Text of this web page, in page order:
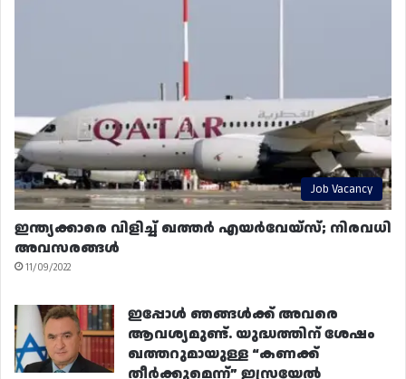
Job Vacancy
ഇന്ത്യക്കാരെ വിളിച്ച് ഖത്തർ എയർവേയ്‌സ്; നിരവധി
അവസരങ്ങൾ
11/09/2022
ഇപ്പോൾ ഞങ്ങൾക്ക് അവരെ
ആവശ്യമുണ്ട്. യുദ്ധത്തിന് ശേഷം
ഖത്തറുമായുള്ള “കണക്ക്
തീർക്കുമെന്ന്” ഇസ്രയേൽ